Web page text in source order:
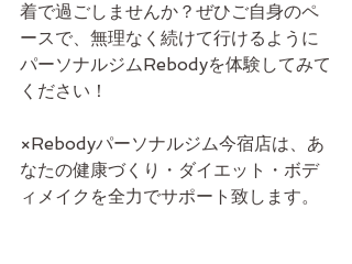
着で過ごしませんか？ぜひご自身のペ
ースで、無理なく続けて行けるように
パーソナルジムRebodyを体験してみて
ください！
×Rebodyパーソナルジム今宿店は、あ
なたの健康づくり・ダイエット・ボデ
ィメイクを全力でサポート致します。